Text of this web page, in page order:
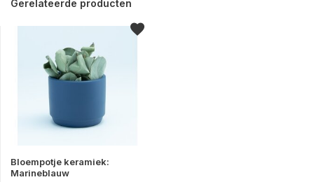
Gerelateerde producten
Bloempotje keramiek:
Marineblauw